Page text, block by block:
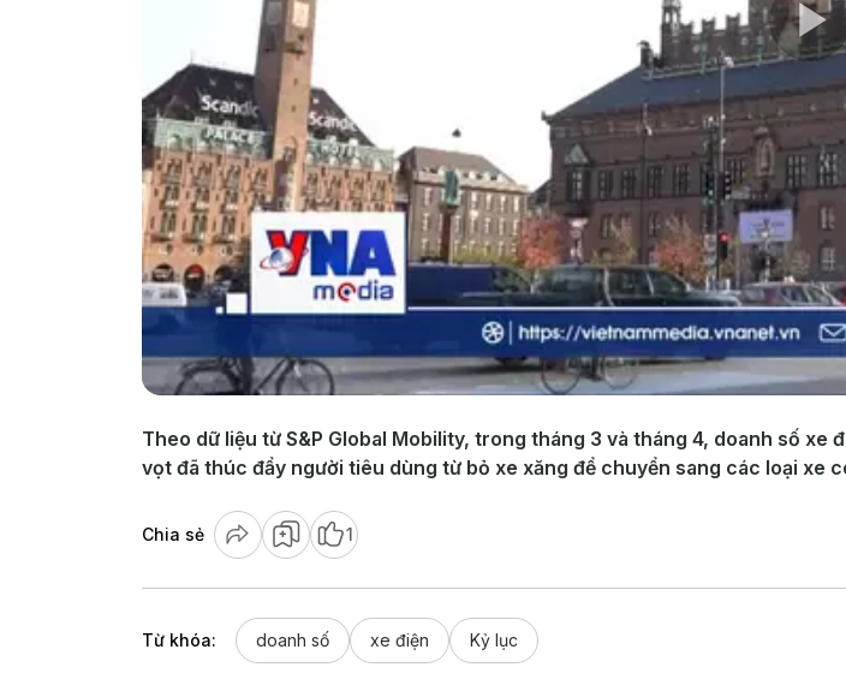
Theo dữ liệu từ S&P Global Mobility, trong tháng 3 và tháng 4, doanh số
vọt đã thúc đẩy người tiêu dùng từ bỏ xe xăng để chuyển sang các loại xe
Chia sẻ 1
Từ khóa: doanh số xe điện Kỷ lục